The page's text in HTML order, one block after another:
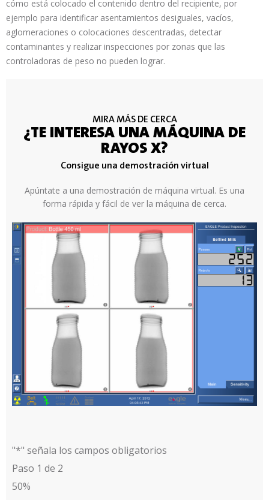
cómo está colocado el contenido dentro del recipiente, por
ejemplo para identificar asentamientos desiguales, vacíos,
aglomeraciones o colocaciones descentradas, detectar
contaminantes y realizar inspecciones por zonas que las
controladoras de peso no pueden lograr.
MIRA MÁS DE CERCA
¿TE INTERESA UNA MÁQUINA DE
RAYOS X?
Consigue una demostración virtual
Apúntate a una demostración de máquina virtual. Es una
forma rápida y fácil de ver la máquina de cerca.
"*" señala los campos obligatorios
Paso 1 de 2
50%